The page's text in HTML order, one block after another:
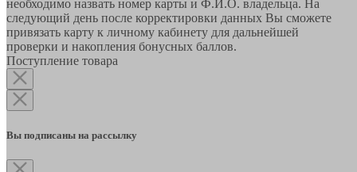
необходимо назвать номер карты и Ф.И.О. владельца. На
следующий день после корректировки данных Вы сможете
привязать карту к личному кабинету для дальнейшей
проверки и накопления бонусных баллов.
Поступление товара
Вы подписаны на рассылку